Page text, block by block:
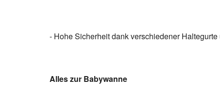
- Hohe Sicherheit dank verschiedener
Alles zur Babywanne